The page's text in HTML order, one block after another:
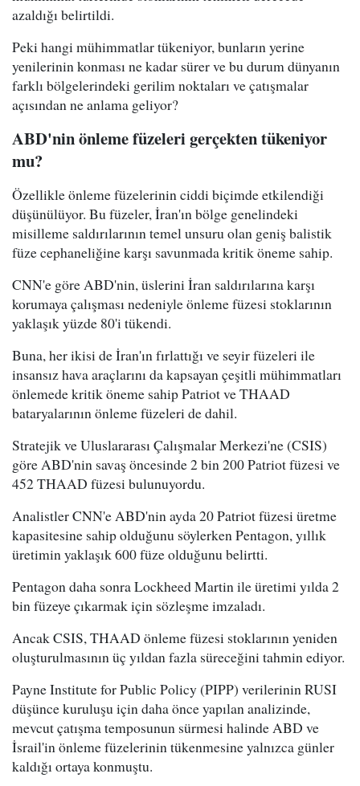
azaldığı belirtildi.
Peki hangi mühimmatlar tükeniyor, bunların yerine
yenilerinin konması ne kadar sürer ve bu durum dünyanın
farklı bölgelerindeki gerilim noktaları ve çatışmalar
açısından ne anlama geliyor?
ABD'nin önleme füzeleri gerçekten tükeniyor
mu?
Özellikle önleme füzelerinin ciddi biçimde etkilendiği
düşünülüyor. Bu füzeler, İran'ın bölge genelindeki
misilleme saldırılarının temel unsuru olan geniş balistik
füze cephaneliğine karşı savunmada kritik öneme sahip.
CNN'e göre ABD'nin, üslerini İran saldırılarına karşı
korumaya çalışması nedeniyle önleme füzesi stoklarının
yaklaşık yüzde 80'i tükendi.
Buna, her ikisi de İran'ın fırlattığı ve seyir füzeleri ile
insansız hava araçlarını da kapsayan çeşitli mühimmatları
önlemede kritik öneme sahip Patriot ve THAAD
bataryalarının önleme füzeleri de dahil.
Stratejik ve Uluslararası Çalışmalar Merkezi'ne (CSIS)
göre ABD'nin savaş öncesinde 2 bin 200 Patriot füzesi ve
452 THAAD füzesi bulunuyordu.
Analistler CNN'e ABD'nin ayda 20 Patriot füzesi üretme
kapasitesine sahip olduğunu söylerken Pentagon, yıllık
üretimin yaklaşık 600 füze olduğunu belirtti.
Pentagon daha sonra Lockheed Martin ile üretimi yılda 2
bin füzeye çıkarmak için sözleşme imzaladı.
Ancak CSIS, THAAD önleme füzesi stoklarının yeniden
oluşturulmasının üç yıldan fazla süreceğini tahmin ediyor.
Payne Institute for Public Policy (PIPP) verilerinin RUSI
düşünce kuruluşu için daha önce yapılan analizinde,
mevcut çatışma temposunun sürmesi halinde ABD ve
İsrail'in önleme füzelerinin tükenmesine yalnızca günler
kaldığı ortaya konmuştu.